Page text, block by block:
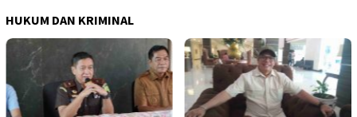
HUKUM DAN KRIMINAL